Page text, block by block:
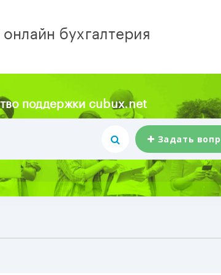
бухгалтерия
поддержки cubux.net
Задать